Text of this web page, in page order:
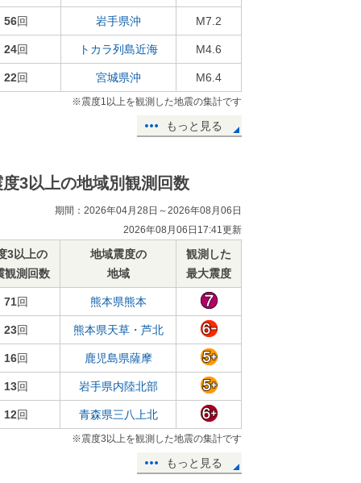
56回 岩手県沖 M7.2
24回 トカラ列島近海 M4.6
22回 宮城県沖 M6.4
※震度1以上を観測した地震の集計です
もっと見る
度3以上の地域別観測回数
期間：2026年04月28日～2026年08月06日
2026年08月06日17:41更新
3以上の
観測回数
地域震度の
地域
観測した
最大震度
71回 熊本県熊本
23回 熊本県天草・芦北
16回 鹿児島県薩摩
13回 岩手県内陸北部
12回 青森県三八上北
※震度3以上を観測した地震の集計です
もっと見る